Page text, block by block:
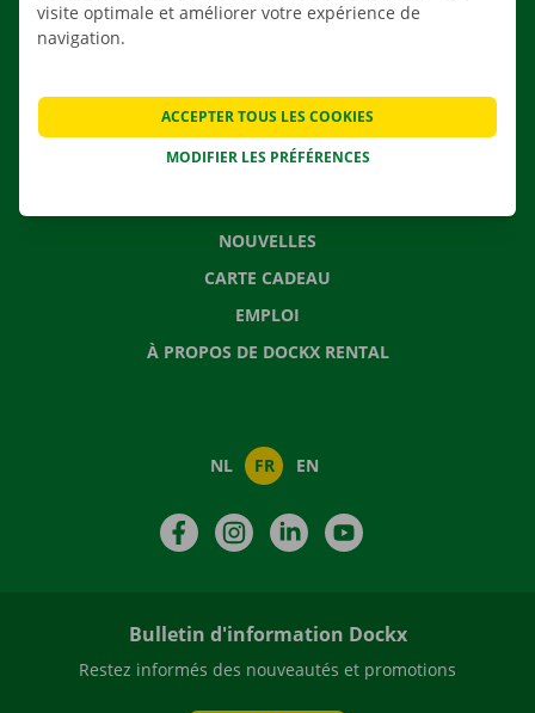
APPLI
CONTACTEZ NOUS
NOUVELLES
CARTE CADEAU
EMPLOI
À PROPOS DE DOCKX RENTAL
NL FR EN
FacebookInstagramLinkedIn
Bulletin d'information Dockx
Restez informés des nouveautés et promotions
visite optimale et améliorer votre expérience de
navigation.
MODIFIER LES PRÉFÉRENCES
ACCEPTER TOUS LES COOKIES